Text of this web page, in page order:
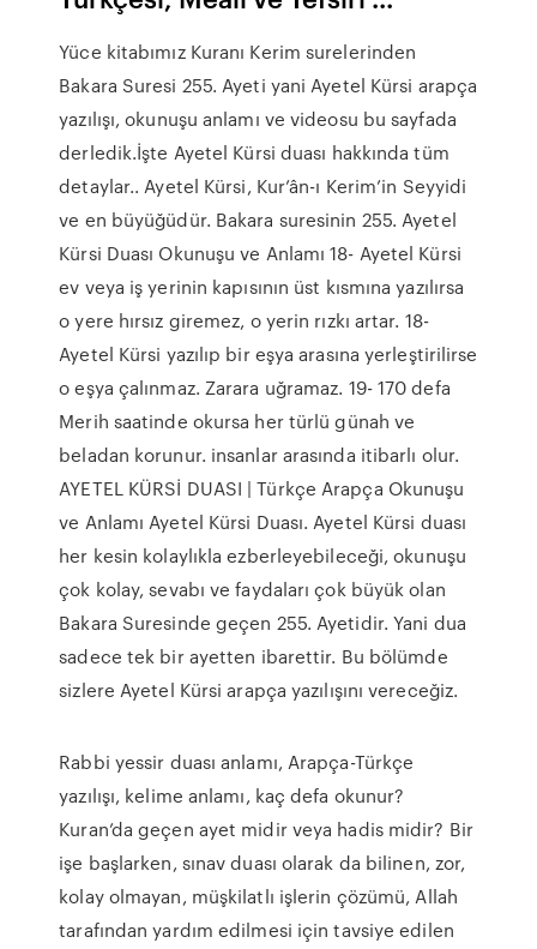
Yüce kitabımız Kuranı Kerim surelerinden
Bakara Suresi 255. Ayeti yani Ayetel Kürsi arapça
yazılışı, okunuşu anlamı ve videosu bu sayfada
derledik.İşte Ayetel Kürsi duası hakkında tüm
detaylar.. Ayetel Kürsi, Kur’ân-ı Kerim’in Seyyidi
ve en büyüğüdür. Bakara suresinin 255. Ayetel
Kürsi Duası Okunuşu ve Anlamı 18- Ayetel Kürsi
ev veya iş yerinin kapısının üst kısmına yazılırsa
o yere hırsız giremez, o yerin rızkı artar. 18-
Ayetel Kürsi yazılıp bir eşya arasına yerleştirilirse
o eşya çalınmaz. Zarara uğramaz. 19- 170 defa
Merih saatinde okursa her türlü günah ve
beladan korunur. insanlar arasında itibarlı olur.
AYETEL KÜRSİ DUASI | Türkçe Arapça Okunuşu
ve Anlamı Ayetel Kürsi Duası. Ayetel Kürsi duası
her kesin kolaylıkla ezberleyebileceği, okunuşu
çok kolay, sevabı ve faydaları çok büyük olan
Bakara Suresinde geçen 255. Ayetidir. Yani dua
sadece tek bir ayetten ibarettir. Bu bölümde
sizlere Ayetel Kürsi arapça yazılışını vereceğiz.
Rabbi yessir duası anlamı, Arapça-Türkçe
yazılışı, kelime anlamı, kaç defa okunur?
Kuran’da geçen ayet midir veya hadis midir? Bir
işe başlarken, sınav duası olarak da bilinen, zor,
kolay olmayan, müşkilatlı işlerin çözümü, Allah
tarafından yardım edilmesi için tavsiye edilen